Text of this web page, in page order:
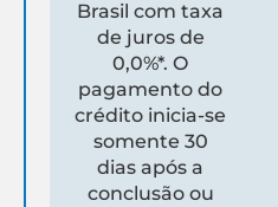
Brasil com taxa
de juros de
0,0%*. O
pagamento do
crédito inicia-se
somente 30
dias após a
conclusão ou